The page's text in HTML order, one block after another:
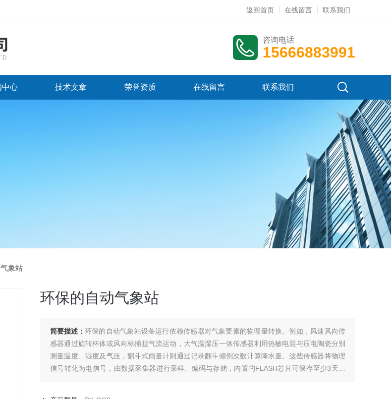
返回首页 在线留言 联系我们
咨询电话
15666883991
中心 技术文章 荣誉资质 在线留言 联系我们
象站
环保的自动气象站
简要描述： 环保的自动气象站设备运行依赖传感器对气象要素的物理量转换。例如，风速风向传
感器通过旋转杯体或风向标捕捉气流运动，大气温湿压一体传感器利用热敏电阻与压电陶瓷分别
测量温度、湿度及气压，翻斗式雨量计则通过记录翻斗倾倒次数计算降水量。这些传感器将物理
信号转化为电信号，由数据采集器进行采样、编码与存储，内置的FLASH芯片可保存至少3天的